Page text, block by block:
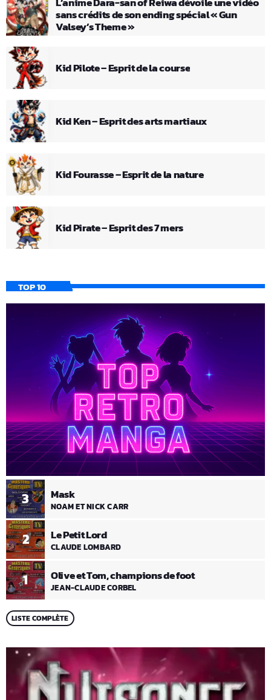
sans crédits de son ending spécial « Gun
Valsey’s Theme »
Kid Pilote – Esprit de la course
Kid Ken – Esprit des arts martiaux
Kid Fourasse – Esprit de la nature
Kid Pirate – Esprit des 7 mers
TOP 10
1 Olive et Tom, champions de foot
JEAN-CLAUDE CORBEL
2 Le Petit Lord
CLAUDE LOMBARD
3 Mask
NOAM ET NICK CARR
LISTE COMPLÈTE